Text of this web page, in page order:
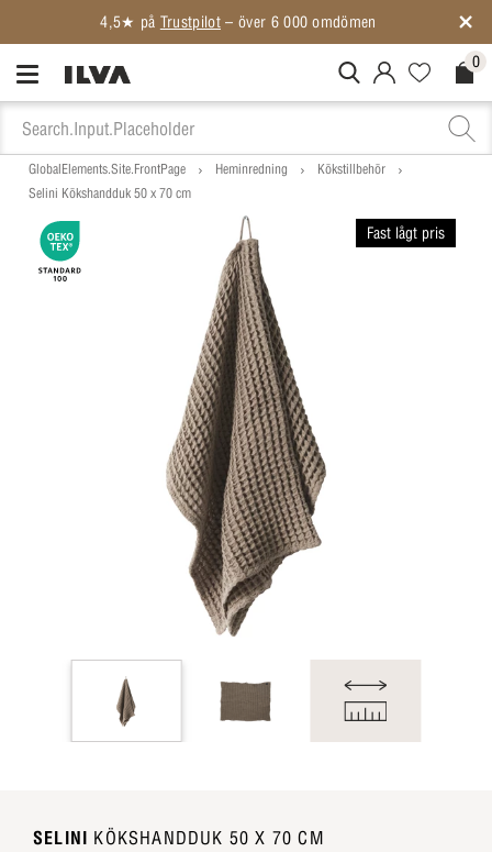
MitIlva.Login 0
GlobalElements.Site.FrontPage Heminredning
Kökstillbehör
Selini Kökshandduk 50 x 70 cm
Fast lågt pris
SELINI KÖKSHANDDUK 50 X 70 CM